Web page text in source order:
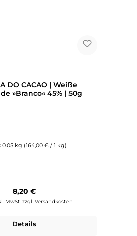
DO CACAO | Weiße
»Branco« 45% | 50g
0.05 kg (164,00 € / 1 kg)
Regulärer Preis:
8,20 €
MwSt. zzgl. Versandkosten
Details